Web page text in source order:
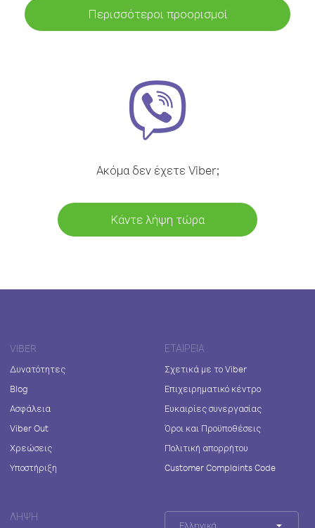
Περισσότεροι προορισμοί
Ακόμα δεν έχετε Viber;
Κάντε λήψη τώρα
VIBER
Δυνατότητες
Blog
Ασφάλεια
Viber Out
Χρεώσεις
Υποστήριξη
ΕΤΑΙΡΕΊΑ
Σχετικά με το Viber
Επιχειρηματικό κέντρο
Ευκαιρίες συνεργασίας
Όροι και Προϋποθέσεις
Πολιτική απορρήτου
Customer Complaints Code
ΛΉΨΗ
Ελληνικά